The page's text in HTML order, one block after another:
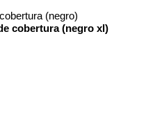
(negro)
cobertura (negro xl)